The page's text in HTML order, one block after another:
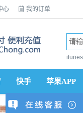
心  我的订单
快手 苹果APP